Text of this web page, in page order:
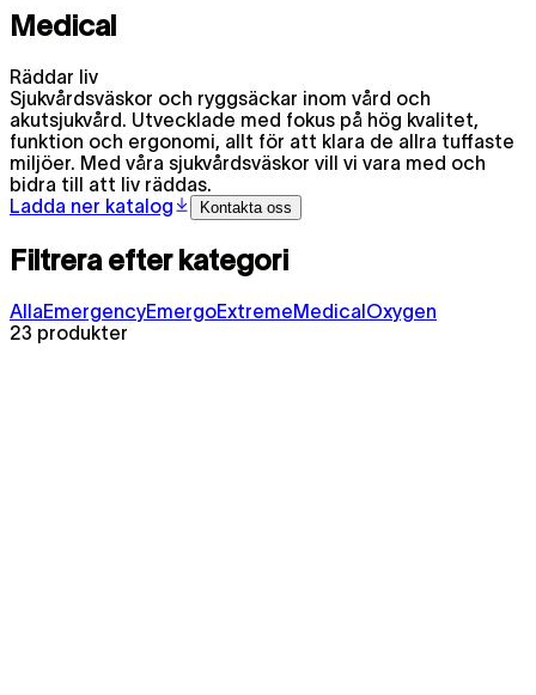
Medical
Räddar liv
Sjukvårdsväskor och ryggsäckar inom vård och
akutsjukvård. Utvecklade med fokus på hög kvalitet,
funktion och ergonomi, allt för att klara de allra tuffaste
miljöer. Med våra sjukvårdsväskor vill vi vara med och
bidra till att liv räddas.
Ladda ner katalog
Kontakta oss
Filtrera efter kategori
AllaEmergencyEmergoExtremeMedicalOxygen
23 produkter